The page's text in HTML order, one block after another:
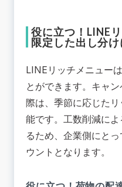
役に立つ！LINE
限定した出し分
LINEリッチメニュー
とができます。キャ
際は、季節に応じた
能です。工数削減に
るため、企業側にと
ウントとなります。